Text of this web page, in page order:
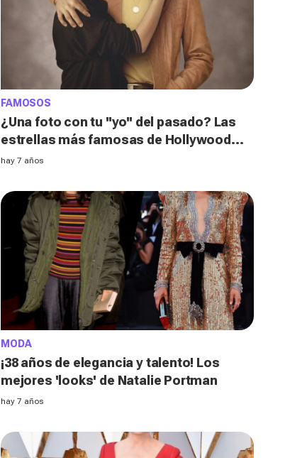
FAMOSOS
¿Una foto con tu ''yo'' del pasado? Las
estrellas más famosas de Hollywood
ayer y hoy
hay 7 años
MODA
¡38 años de elegancia y talento! Los
mejores 'looks' de Natalie Portman
hay 7 años